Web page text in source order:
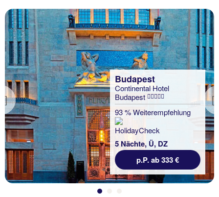
Previous
Budapest
Continental Hotel
Budapest
93 % Weiterempfehlung
5 Nächte, Ü, DZ
p.P. ab 333 €